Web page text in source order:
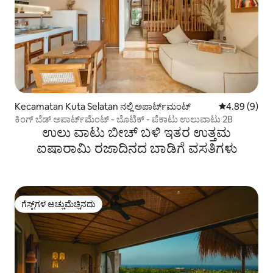
Kecamatan Kuta Selatan ನಲ್ಲಿ ಅಪಾರ್ಟ್‌ಮಂಟ್ 5 ರಲ್ಲಿ 4.89
4.89 (9)
ಕಿಂಗ್ ಬೆಡ್ ಅಪಾರ್ಟ್‌ಮೆಂಟ್ - ಬೊಟಿಕ್ - ಪೆಕಾಟು ಉಲುವಾಟು 2B
ಉಲು ವಾಟು ಬೀಚ್ ಬಳಿ ಇತರ ಉತ್ತಮ
ಐಷಾರಾಮಿ ರಜಾದಿನದ ಬಾಡಿಗೆ ವಸತಿಗಳು
ಗೆಸ್ಟ್‌ಗಳ ಅಚ್ಚುಮೆಚ್ಚಿನದು
ಗೆಸ್ಟ್‌ಗಳ ಅಚ್ಚುಮೆಚ್ಚಿನದು